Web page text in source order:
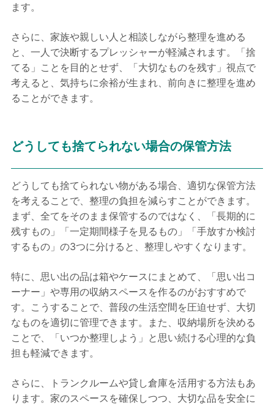
ます。
さらに、家族や親しい人と相談しながら整理を進める
と、一人で決断するプレッシャーが軽減されます。「捨
てる」ことを目的とせず、「大切なものを残す」視点で
考えると、気持ちに余裕が生まれ、前向きに整理を進め
ることができます。
どうしても捨てられない場合の保管方法
どうしても捨てられない物がある場合、適切な保管方法
を考えることで、整理の負担を減らすことができます。
まず、全てをそのまま保管するのではなく、「長期的に
残すもの」「一定期間様子を見るもの」「手放すか検討
するもの」の3つに分けると、整理しやすくなります。
特に、思い出の品は箱やケースにまとめて、「思い出コ
ーナー」や専用の収納スペースを作るのがおすすめで
す。こうすることで、普段の生活空間を圧迫せず、大切
なものを適切に管理できます。また、収納場所を決める
ことで、「いつか整理しよう」と思い続ける心理的な負
担も軽減できます。
さらに、トランクルームや貸し倉庫を活用する方法もあ
ります。家のスペースを確保しつつ、大切な品を安全に